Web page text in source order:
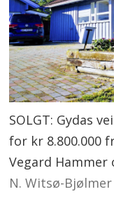
SOLGT: Gydas
for kr 8.800.000
Vegard Hammer
N. Witsø-Bjølmer